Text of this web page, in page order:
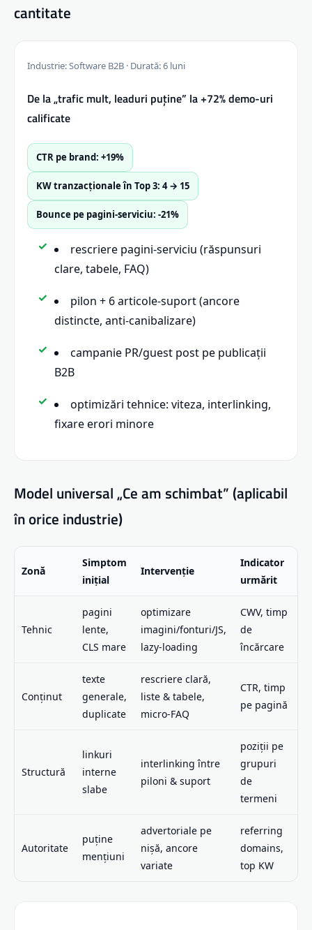
cantitate
Industrie: Software B2B · Durată: 6 luni
De la „trafic mult, leaduri puține” la +72% demo-uri
calificate
CTR pe brand: +19%
KW tranzacționale în Top 3: 4 → 15
Bounce pe pagini-serviciu: -21%
rescriere pagini-serviciu (răspunsuri
clare, tabele, FAQ)
pilon + 6 articole-suport (ancore
distincte, anti-canibalizare)
campanie PR/guest post pe publicații
B2B
optimizări tehnice: viteza, interlinking,
fixare erori minore
Model universal „Ce am schimbat” (aplicabil
în orice industrie)
Zonă
Simptom
inițial
Intervenție
Indicator
urmărit
Tehnic
pagini
lente,
CLS mare
optimizare
imagini/fonturi/JS,
lazy-loading
CWV, timp
de
încărcare
Conținut
texte
generale,
duplicate
rescriere clară,
liste & tabele,
micro-FAQ
CTR, timp
pe pagină
Structură
linkuri
interne
slabe
interlinking între
piloni & suport
poziții pe
grupuri
de
termeni
Autoritate
puține
mențiuni
advertoriale pe
nișă, ancore
variate
referring
domains,
top KW